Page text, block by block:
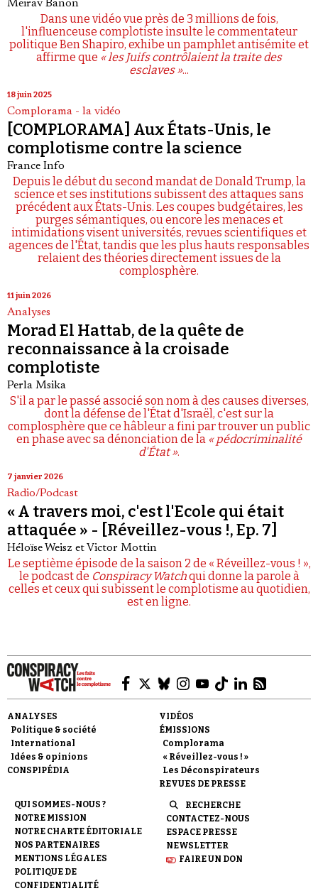
Meirav Banon
Dans une vidéo vue près de 3 millions de fois,
l'influenceuse complotiste insulte le commentateur
politique Ben Shapiro, exhibe un pamphlet antisémite et
affirme que « les Juifs contrôlaient la traite des
esclaves »...
18 juin 2025
Complorama - la vidéo
[COMPLORAMA] Aux États-Unis, le
complotisme contre la science
France Info
Depuis le début du second mandat de Donald Trump, la
science et ses institutions subissent des attaques sans
précédent aux États-Unis. Les coupes budgétaires, les
purges sémantiques, ou encore les menaces et
intimidations visent universités, revues scientifiques et
agences de l'État, tandis que les plus hauts responsables
relaient des théories directement issues de la
complosphère.
11 juin 2026
Analyses
Morad El Hattab, de la quête de
reconnaissance à la croisade
complotiste
Perla Msika
S'il a par le passé associé son nom à des causes diverses,
dont la défense de l'État d'Israël, c'est sur la
complosphère que ce hâbleur a fini par trouver un public
en phase avec sa dénonciation de la « pédocriminalité
d'État ».
7 janvier 2026
Radio/Podcast
« A travers moi, c'est l'Ecole qui était
attaquée » - [Réveillez-vous !, Ep. 7]
Héloïse Weisz et Victor Mottin
Le septième épisode de la saison 2 de « Réveillez-vous ! »,
le podcast de Conspiracy Watchqui donne la parole à
celles et ceux qui subissent le complotisme au quotidien,
est en ligne.
ANALYSES
Politique & société
International
Idées & opinions
CONSPIPÉDIA
VIDÉOS
ÉMISSIONS
Complorama
« Réveillez-vous ! »
Les Déconspirateurs
REVUES DE PRESSE
QUI SOMMES-NOUS ?
NOTRE MISSION
NOTRE CHARTE ÉDITORIALE
NOS PARTENAIRES
MENTIONS LÉGALES
POLITIQUE DE
CONFIDENTIALITÉ
RECHERCHE
CONTACTEZ-NOUS
ESPACE PRESSE
NEWSLETTER
FAIRE UN DON